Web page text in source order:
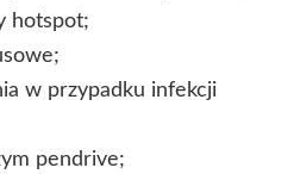
hotspot;
w przypadku infekcji
pendrive;